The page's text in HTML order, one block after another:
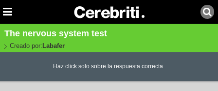
The nervous system test
Creado por: Labafer
Haz click solo sobre la respuesta correcta.